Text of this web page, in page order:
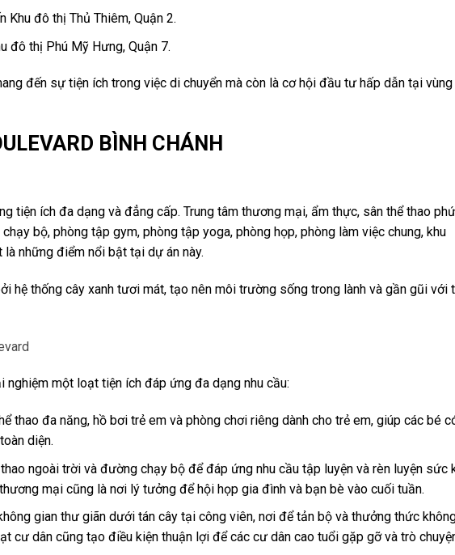
Khu đô thị Thủ Thiêm, Quận 2.
đô thị Phú Mỹ Hưng, Quận 7.
đến sự tiện ích trong việc di chuyển mà còn là cơ hội đầu tư hấp dẫn tại
BÌNH CHÁNH
tiện ích đa dạng và đẳng cấp. Trung tâm thương mại, ẩm thực, sân thể thao
bộ, phòng tập gym, phòng tập yoga, phòng họp, phòng làm việc chung, khu
những điểm nổi bật tại dự án này.
hệ thống cây xanh tươi mát, tạo nên môi trường sống trong lành và gần gũi với
một loạt tiện ích đáp ứng đa dạng nhu cầu:
thao đa năng, hồ bơi trẻ em và phòng chơi riêng dành cho trẻ em, giúp các bé
diện.
ngoài trời và đường chạy bộ để đáp ứng nhu cầu tập luyện và rèn luyện sức
mại cũng là nơi lý tưởng để hội họp gia đình và bạn bè vào cuối tuần.
gian thư giãn dưới tán cây tại công viên, nơi để tản bộ và thưởng thức
cư dân cũng tạo điều kiện thuận lợi để các cư dân cao tuổi gặp gỡ và trò